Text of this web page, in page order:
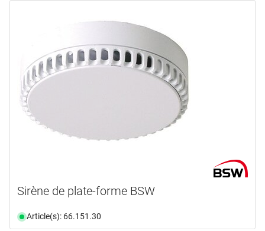
Sirène de plate-forme BSW
Article(s): 66.151.30